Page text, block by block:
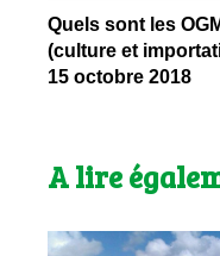
Quels sont les
(culture et
15 octobre 2018
A lire